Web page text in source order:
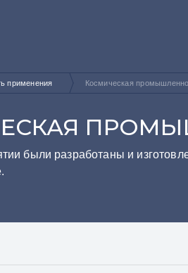
применения Космическая
были разработаны и